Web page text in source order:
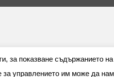
за показване съдържанието
за управлението им може да